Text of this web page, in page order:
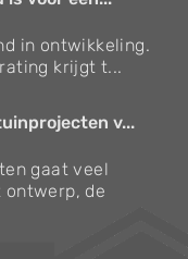
in ontwikkeling.
krijgt t...
v...
gaat veel
de